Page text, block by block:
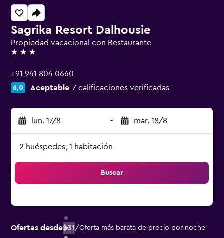
Sagrika Resort Dalhousie
Propiedad vacacional con Restaurante
3 estrellas
+91 941 804 0660
6,0 Aceptable 7 calificaciones verificadas
lun. 17/8 - mar. 18/8
2 huéspedes, 1 habitación
Buscar
Ofertas desde$31/Oferta más barata de precio por noche